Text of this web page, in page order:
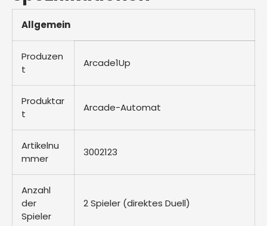
Allgemein
Produzen
t
Arcade1Up
Produktar
t
Arcade-Automat
Artikelnu
mmer
3002123
Anzahl
der
Spieler
2 Spieler (direktes Duell)